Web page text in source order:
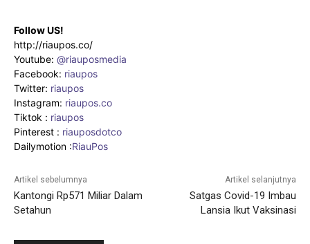
Follow US!
http://riaupos.co/
Youtube: @riauposmedia
Facebook: riaupos
Twitter: riaupos
Instagram: riaupos.co
Tiktok : riaupos
Pinterest : riauposdotco
Dailymotion :RiauPos
Artikel sebelumnya
Kantongi Rp571 Miliar Dalam
Setahun
Artikel selanjutnya
Satgas Covid-19 Imbau
Lansia Ikut Vaksinasi